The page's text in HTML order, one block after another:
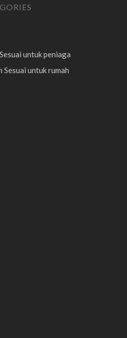
Sesuai untuk peniaga
Sesuai untuk rumah